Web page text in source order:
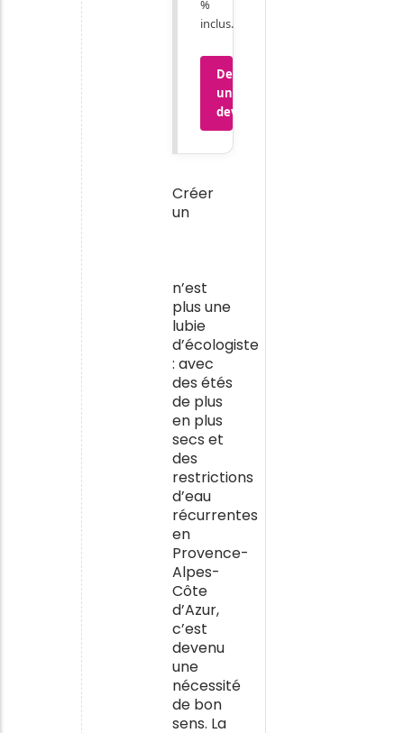
%
inclus.
Demander
un
devis
Créer
un
n’est
plus une
lubie
d’écologiste
: avec
des étés
de plus
en plus
secs et
des
restrictions
d’eau
récurrentes
en
Provence-
Alpes-
Côte
d’Azur,
c’est
devenu
une
nécessité
de bon
sens. La